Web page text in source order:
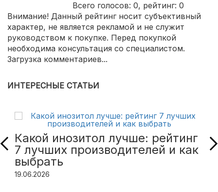
Всего голосов: 0, рейтинг: 0
Внимание! Данный рейтинг носит субъективный
характер, не является рекламой и не служит
руководством к покупке. Перед покупкой
необходима консультация со специалистом.
Загрузка комментариев...
ИНТЕРЕСНЫЕ СТАТЬИ
Какой инозитол лучше: рейтинг
7 лучших производителей и как
выбрать
19.06.2026